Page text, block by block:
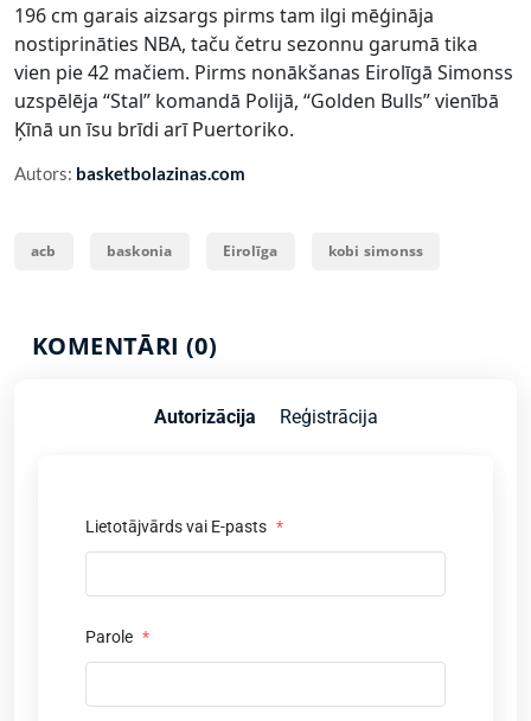
196 cm garais aizsargs pirms tam ilgi mēģināja
nostiprināties NBA, taču četru sezonnu garumā tika
vien pie 42 mačiem. Pirms nonākšanas Eirolīgā Simonss
uzspēlēja “Stal” komandā Polijā, “Golden Bulls” vienībā
Ķīnā un īsu brīdi arī Puertoriko.
Autors: basketbolazinas.com
acb baskonia Eirolīga kobi simonss
KOMENTĀRI (0)
Autorizācija Reģistrācija
Lietotājvārds vai E-pasts *
Parole *